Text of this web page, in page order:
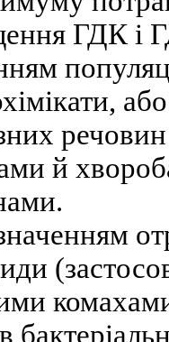
ГДК і
й